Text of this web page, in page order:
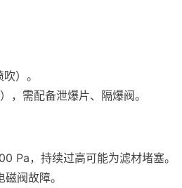
）。
，需配备泄爆片、隔爆阀。
Pa，持续过高可能为滤材堵塞。
阀故障。